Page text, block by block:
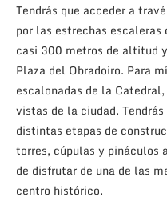
Tendrás que acceder a
por las estrechas
casi 300 metros de altitud
Plaza del Obradoiro. Para
escalonadas de la
vistas de la ciudad.
distintas etapas de
torres, cúpulas y pináculos
de disfrutar de una de las
centro histórico.